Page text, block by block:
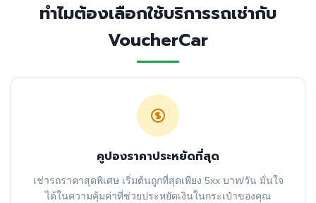
ทำไมต้องเลือกใช้บริการรถเช่ากับ
VoucherCar
คูปองราคาประหยัดที่สุด
เช่ารถราคาสุดพิเศษ เริ่มต้นถูกที่สุดเพียง 5xx บาท/วัน มั่นใจ
ได้ในความคุ้มค่าที่ช่วยประหยัดเงินในกระเป๋าของคุณ